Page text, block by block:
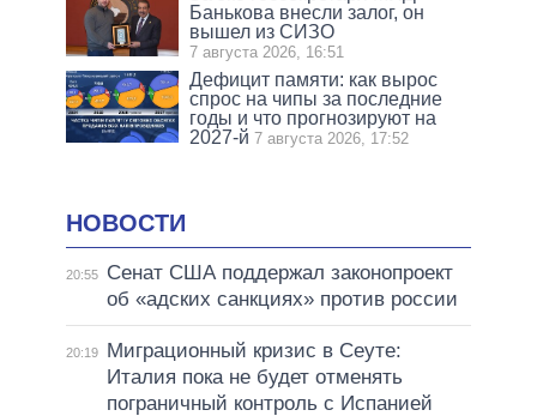
Банькова внесли залог, он
вышел из СИЗО
7 августа 2026, 16:51
Дефицит памяти: как вырос
спрос на чипы за последние
годы и что прогнозируют на
2027-й 7 августа 2026, 17:52
НОВОСТИ
20:55
Сенат США поддержал законопроект
об «адских санкциях» против россии
20:19
Миграционный кризис в Сеуте:
Италия пока не будет отменять
пограничный контроль с Испанией